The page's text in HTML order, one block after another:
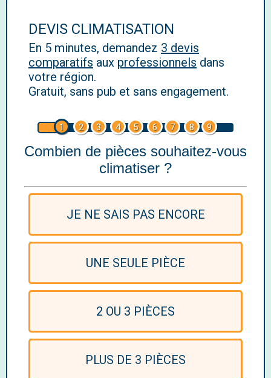
DEVIS CLIMATISATION
En 5 minutes, demandez 3 devis
comparatifs aux professionnels dans
votre région.
Gratuit, sans pub et sans engagement.
1 2 3 4 5 6 7 8 9
Combien de pièces souhaitez-vous
climatiser ?
JE NE SAIS PAS ENCORE
UNE SEULE PIÈCE
2 OU 3 PIÈCES
PLUS DE 3 PIÈCES